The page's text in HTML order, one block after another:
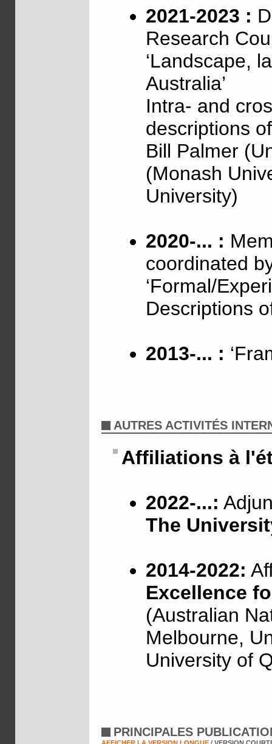
2021-2023 :
Research
‘Landscape,
Australia’
Intra- and
descriptions
Bill Palmer
(Monash
University)
2020-... :
coordinated
‘Formal/
Descriptions
2013-... :
AUTRES ACTIVITÉS
Affiliations à
2022-...:
The
2014-2022:
Excellence
(Australian
Melbourne,
University of
PRINCIPALES